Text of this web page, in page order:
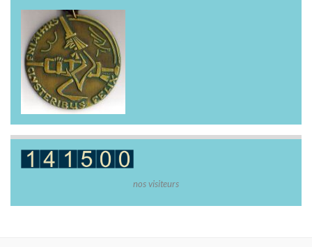
nos visiteurs